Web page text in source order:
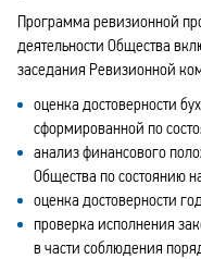
Программа ревизионной
деятельности Общества
заседания Ревизионной
оценка достоверности
сформированной по
анализ финансового
Общества по состоянию
оценка достоверности
проверка исполнения
в части соблюдения